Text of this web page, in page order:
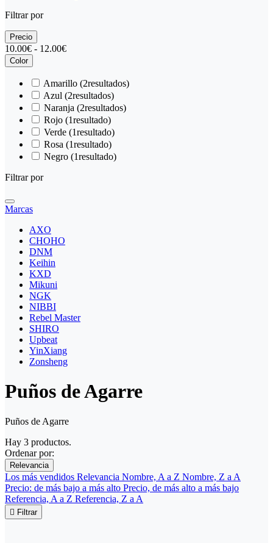
Filtrar por
Precio
10.00€ - 12.00€
Color
Amarillo (2resultados)
Azul (2resultados)
Naranja (2resultados)
Rojo (1resultado)
Verde (1resultado)
Rosa (1resultado)
Negro (1resultado)
Filtrar por
Marcas
AXO
CHOHO
DNM
Keihin
KXD
Mikuni
NGK
NIBBI
Rebel Master
SHIRO
Upbeat
YinXiang
Zonsheng
Puños de Agarre
Puños de Agarre
Hay 3 productos.
Ordenar por:
Relevancia
Los más vendidos Relevancia Nombre, A a Z Nombre, Z a A
Precio: de más bajo a más alto Precio, de más alto a más bajo
Referencia, A a Z Referencia, Z a A
 Filtrar